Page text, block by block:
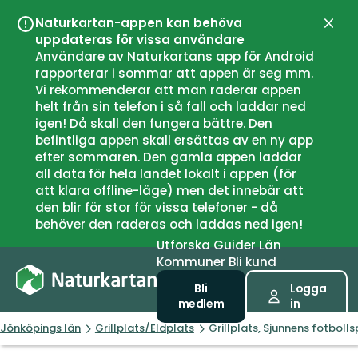
Naturkartan-appen kan behöva
uppdateras för vissa användare
Användare av Naturkartans app för Android
rapporterar i sommar att appen är seg mm.
Vi rekommenderar att man raderar appen
helt från sin telefon i så fall och laddar ned
igen! Då skall den fungera bättre. Den
befintliga appen skall ersättas av en ny app
efter sommaren. Den gamla appen laddar
all data för hela landet lokalt i appen (för
att klara offline-läge) men det innebär att
den blir för stor för vissa telefoner - då
behöver den raderas och laddas ned igen!
UtforskaGuiderLän
Kommuner Bli kund
Bli
medlem
Logga
in
Jönköpings län Grillplats/Eldplats Grillplats, Sjunnens